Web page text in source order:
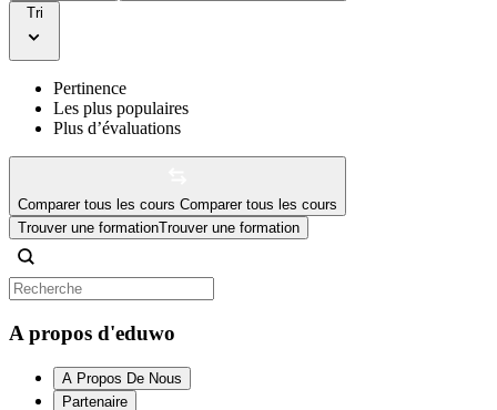
Tri
Pertinence
Les plus populaires
Plus d’évaluations
Comparer tous les cours Comparer tous les cours
Trouver une formationTrouver une formation
A propos d'eduwo
A Propos De Nous
Partenaire